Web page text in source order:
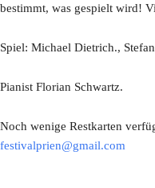
bestimmt, was gespielt wird!
Spiel: Michael Dietrich.,
Pianist Florian Schwartz.
Noch wenige Restkarten
festivalprien@gmail.com